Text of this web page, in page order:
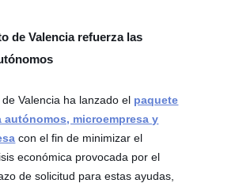
de Valencia refuerza las
Valencia ha lanzado el paquete
autónomos, microempresa y
con el fin de minimizar el
económica provocada por el
de solicitud para estas ayudas,